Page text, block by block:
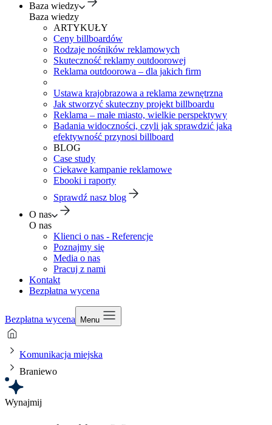
Baza wiedzy
Baza wiedzy
ARTYKUŁY
Ceny billboardów
Rodzaje nośników reklamowych
Skuteczność reklamy outdoorowej
Reklama outdoorowa – dla jakich firm
Ustawa krajobrazowa a reklama zewnętrzna
Jak stworzyć skuteczny projekt billboardu
Reklama – małe miasto, wielkie perspektywy
Badania widoczności, czyli jak sprawdzić jaką
efektywność przynosi billboard
BLOG
Case study
Ciekawe kampanie reklamowe
Ebooki i raporty
Sprawdź nasz blog
O nas
O nas
Klienci o nas - Referencje
Poznajmy się
Media o nas
Pracuj z nami
Kontakt
Bezpłatna wycena
Bezpłatna wycena Menu
Komunikacja miejska
Braniewo
Wynajmij